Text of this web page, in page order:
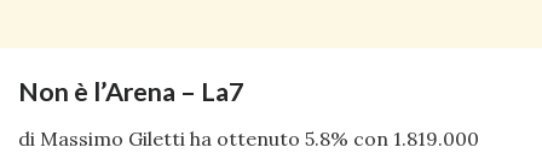
Non è l’Arena – La7
di Massimo Giletti ha ottenuto 5.8% con 1.819.000